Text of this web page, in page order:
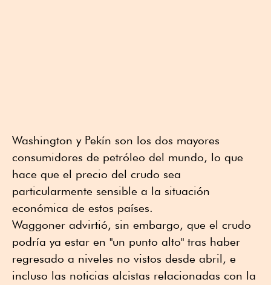
Washington y Pekín son los dos mayores
consumidores de petróleo del mundo, lo que
hace que el precio del crudo sea
particularmente sensible a la situación
económica de estos países.
Waggoner advirtió, sin embargo, que el crudo
podría ya estar en "un punto alto" tras haber
regresado a niveles no vistos desde abril, e
incluso las noticias alcistas relacionadas con la